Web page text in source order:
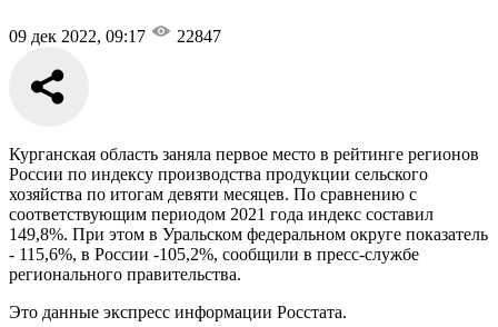
09 дек 2022, 09:17 22847
Курганская область заняла первое место в рейтинге регионов
России по индексу производства продукции сельского
хозяйства по итогам девяти месяцев. По сравнению с
соответствующим периодом 2021 года индекс составил
149,8%. При этом в Уральском федеральном округе показатель
- 115,6%, в России -105,2%, сообщили в пресс-службе
регионального правительства.
Это данные экспресс информации Росстата.